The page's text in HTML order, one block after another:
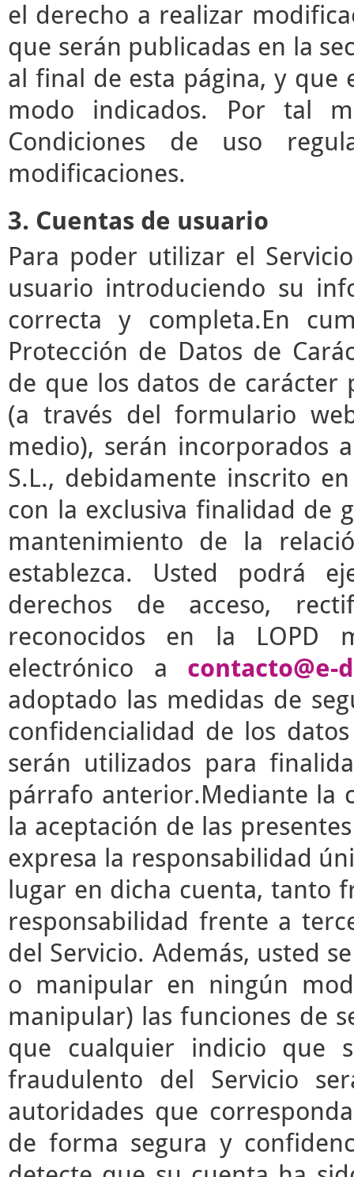
el derecho a realizar
que serán publicadas en la
al final de esta página, y que
modo indicados. Por tal
Condiciones de uso
modificaciones.
3. Cuentas de usuario
Para poder utilizar el
usuario introduciendo su
correcta y completa.En
Protección de Datos de
de que los datos de carácter
(a través del formulario
medio), serán incorporados
S.L., debidamente inscrito
con la exclusiva finalidad de
mantenimiento de la
establezca. Usted podrá
derechos de acceso,
reconocidos en la LOPD
electrónico a contacto@e-
adoptado las medidas de
confidencialidad de los
serán utilizados para
párrafo anterior.Mediante la
la aceptación de las
expresa la responsabilidad
lugar en dicha cuenta, tanto
responsabilidad frente a
del Servicio. Además, usted
o manipular en ningún
manipular) las funciones de
que cualquier indicio que
fraudulento del Servicio
autoridades que
de forma segura y